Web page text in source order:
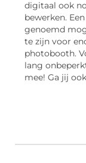
digitaal ook
bewerken.
genoemd
te zijn voor
photobooth.
lang
mee! Ga jij